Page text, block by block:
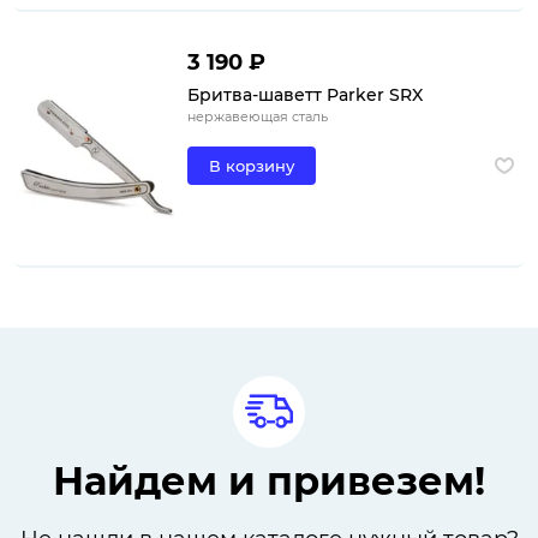
3 190 ₽
Бритва-шаветт Parker SRX
нержавеющая сталь
В корзину
Найдем и привезем!